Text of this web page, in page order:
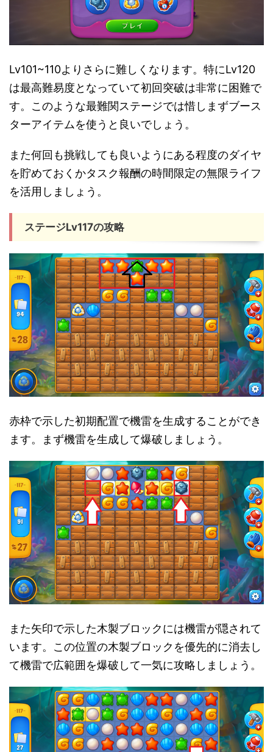
Lv101~110よりさらに難しくなります。特にLv120
は最高難易度となっていて初回突破は非常に困難で
す。このような最難関ステージでは惜しまずブース
ターアイテムを使うと良いでしょう。
また何回も挑戦しても良いようにある程度のダイヤ
を貯めておくかタスク報酬の時間限定の無限ライフ
を活用しましょう。
ステージLv117の攻略
赤枠で示した初期配置で機雷を生成することができ
ます。まず機雷を生成して爆破しましょう。
また矢印で示した木製ブロックには機雷が隠されて
います。この位置の木製ブロックを優先的に消去し
て機雷で広範囲を爆破して一気に攻略しましょう。